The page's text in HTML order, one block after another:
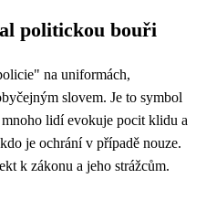
politickou bouři
na uniformách,
slovem. Je to symbol
lidí evokuje pocit klidu a
je ochrání v případě nouze.
k zákonu a jeho strážcům.